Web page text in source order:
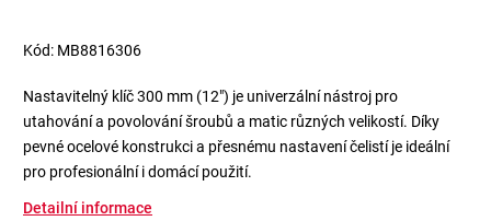
Kód: MB8816306
Nastavitelný klíč 300 mm (12") je univerzální nástroj pro
utahování a povolování šroubů a matic různých velikostí. Díky
pevné ocelové konstrukci a přesnému nastavení čelistí je ideální
pro profesionální i domácí použití.
Detailní informace